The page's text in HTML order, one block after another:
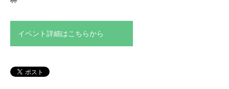
イベント詳細はこちらから